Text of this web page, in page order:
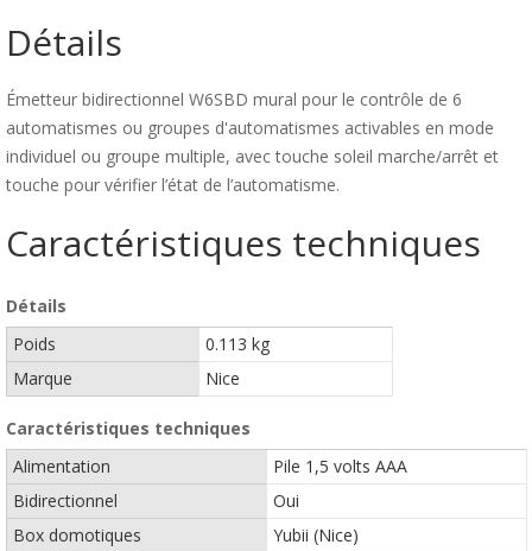
Détails
Émetteur bidirectionnel W6SBD mural pour le contrôle de 6
automatismes ou groupes d'automatismes activables en mode
individuel ou groupe multiple, avec touche soleil marche/arrêt et
touche pour vérifier l’état de l’automatisme.
Caractéristiques techniques
Détails
Poids
0.113 kg
Marque
Nice
Caractéristiques techniques
Alimentation
Pile 1,5 volts AAA
Bidirectionnel
Oui
Box domotiques
Yubii (Nice)